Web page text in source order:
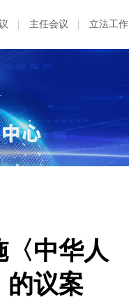
主任会议 立法工作
中华人
的议案